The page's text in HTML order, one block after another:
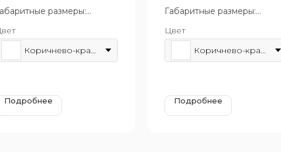
размеры:
группа: от 14 лет
Подробнее
Габаритные размеры:
Возрастная группа: от 14 лет
Цвет
Подробнее